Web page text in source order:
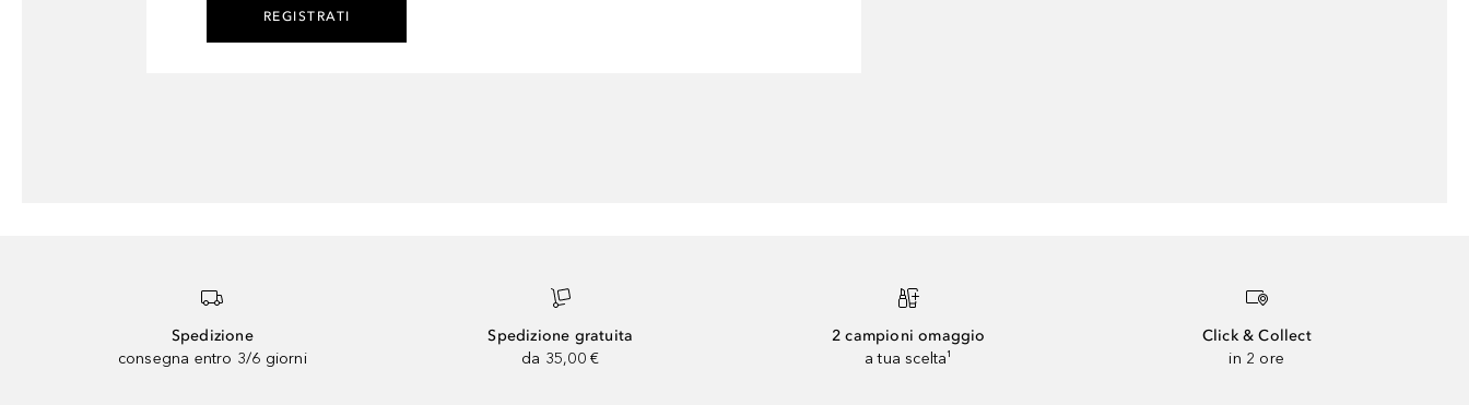
REGISTRATI
Spedizione
consegna entro 3/6 giorni
Spedizione gratuita
da 35,00 €
2 campioni omaggio
a tua scelta¹
Click & Collect
in 2 ore